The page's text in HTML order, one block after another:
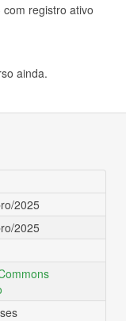
registro ativo
ainda.
2025
2025